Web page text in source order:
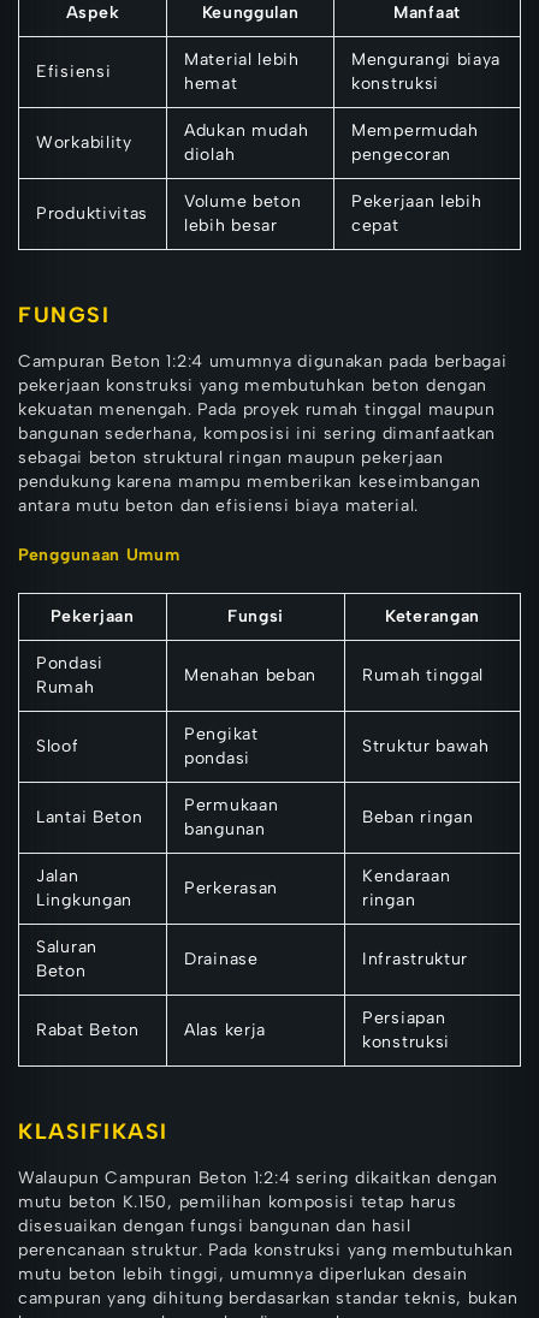
Aspek Keunggulan Manfaat
Efisiensi
Material lebih
hemat
Mengurangi biaya
konstruksi
Workability
Adukan mudah
diolah
Mempermudah
pengecoran
Produktivitas
Volume beton
lebih besar
Pekerjaan lebih
cepat
FUNGSI
Campuran Beton 1:2:4 umumnya digunakan pada berbagai
pekerjaan konstruksi yang membutuhkan beton dengan
kekuatan menengah. Pada proyek rumah tinggal maupun
bangunan sederhana, komposisi ini sering dimanfaatkan
sebagai beton struktural ringan maupun pekerjaan
pendukung karena mampu memberikan keseimbangan
antara mutu beton dan efisiensi biaya material.
Penggunaan Umum
Pekerjaan Fungsi Keterangan
Pondasi
Rumah
Menahan beban Rumah tinggal
Sloof
Pengikat
pondasi
Struktur bawah
Lantai Beton
Permukaan
bangunan
Beban ringan
Jalan
Lingkungan
Perkerasan
Kendaraan
ringan
Saluran
Beton
Drainase Infrastruktur
Rabat Beton Alas kerja
Persiapan
konstruksi
KLASIFIKASI
Walaupun Campuran Beton 1:2:4 sering dikaitkan dengan
mutu beton K.150, pemilihan komposisi tetap harus
disesuaikan dengan fungsi bangunan dan hasil
perencanaan struktur. Pada konstruksi yang membutuhkan
mutu beton lebih tinggi, umumnya diperlukan desain
campuran yang dihitung berdasarkan standar teknis, bukan